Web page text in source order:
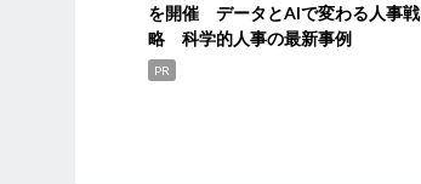
を開催 データとAIで変わる人事戦
略 科学的人事の最新事例
PR